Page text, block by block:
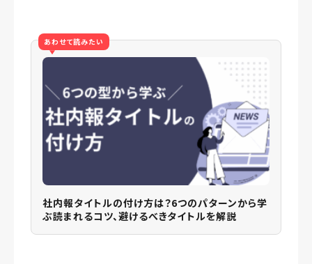
あわせて読みたい
社内報タイトルの付け方は？6つのパターンから学
ぶ読まれるコツ、避けるべきタイトルを解説